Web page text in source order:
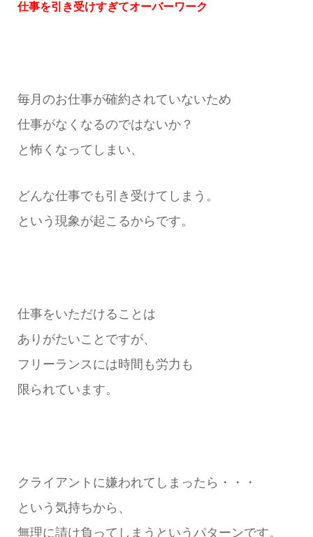
仕事を引き受けすぎてオーバーワーク
毎月のお仕事が確約されていないため
仕事がなくなるのではないか？
と怖くなってしまい、
どんな仕事でも引き受けてしまう。
という現象が起こるからです。
仕事をいただけることは
ありがたいことですが、
フリーランスには時間も労力も
限られています。
クライアントに嫌われてしまったら・・・
という気持ちから、
無理に請け負ってしまうというパターンです。